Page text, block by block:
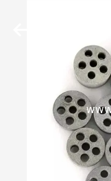
PRODUKTY